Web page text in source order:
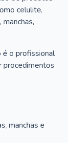
celulite,
o profissional
procedimentos
manchas e